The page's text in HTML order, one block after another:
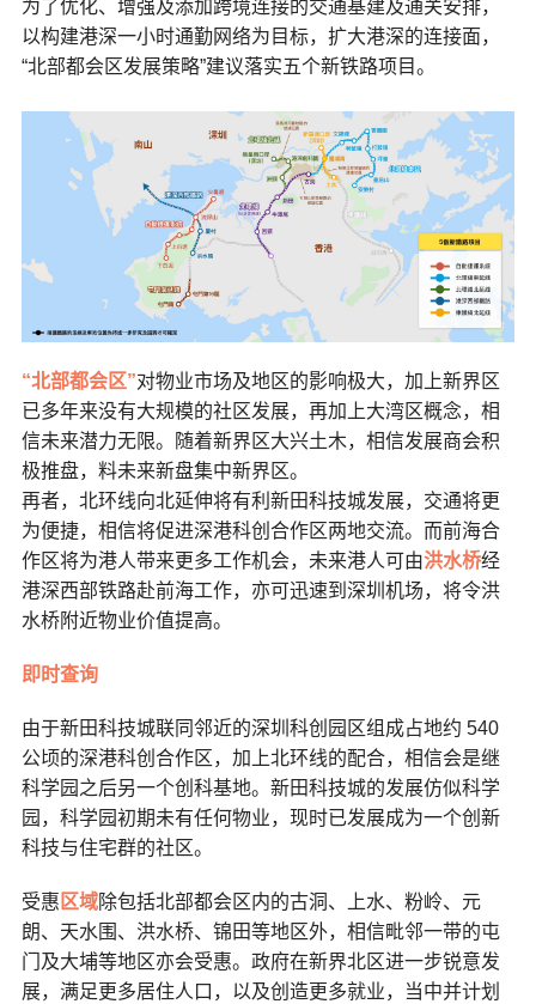
为了优化、增强及添加跨境连接的交通基建及通关安排，
以构建港深一小时通勤网络为目标，扩大港深的连接面，
“北部都会区发展策略”建议落实五个新铁路项目。
“北部都会区”对物业市场及地区的影响极大，加上新界区
已多年来没有大规模的社区发展，再加上大湾区概念，相
信未来潜力无限。随着新界区大兴土木，相信发展商会积
极推盘，料未来新盘集中新界区。
再者，北环线向北延伸将有利新田科技城发展，交通将更
为便捷，相信将促进深港科创合作区两地交流。而前海合
作区将为港人带来更多工作机会，未来港人可由洪水桥经
港深西部铁路赴前海工作，亦可迅速到深圳机场，将令洪
水桥附近物业价值提高。
即时查询
由于新田科技城联同邻近的深圳科创园区组成占地约 540
公顷的深港科创合作区，加上北环线的配合，相信会是继
科学园之后另一个创科基地。新田科技城的发展仿似科学
园，科学园初期未有任何物业，现时已发展成为一个创新
科技与住宅群的社区。
受惠 区域除包括北部都会区内的古洞、上水、粉岭、元
朗、天水围、洪水桥、锦田等地区外，相信毗邻一带的屯
门及大埔等地区亦会受惠。政府在新界北区进一步锐意发
展，满足更多居住人口，以及创造更多就业，当中并计划